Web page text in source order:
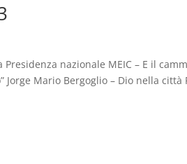
nazionale MEIC – E il
Jorge Mario Bergoglio – Dio nella città